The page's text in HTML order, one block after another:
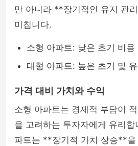
만 아니라 **장기적인 유지 관
미칩니다.
소형 아파트: 낮은 초기 비용
대형 아파트: 높은 초기 및
가격 대비 가치와 수익
소형 아파트는 경제적 부담이
을 고려하는 투자자에게 유리
파트는 **장기적 가치 상승**을